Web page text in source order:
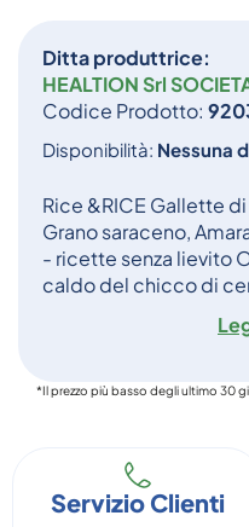
Ditta produttrice:
HEALTION Srl
Codice Prodotto:
Disponibilità: Nessuna
Rice &RICE Gallette
Grano saraceno,
- ricette senza lievito
caldo del chicco di
*Il prezzo più basso degli ultimo 30
Servizio Clienti